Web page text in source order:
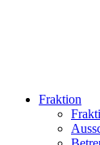
Fraktion